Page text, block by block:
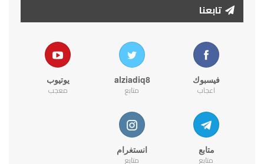
تابعنا
فيسبوك
اعجاب
alziadiq8
متابع
يوتيوب
معجب
متابع
متابع
انستغرام
متابع